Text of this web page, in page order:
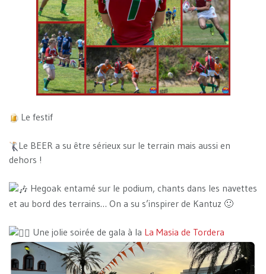
Le festif
Le BEER a su être sérieux sur le terrain mais aussi en
dehors !
Hegoak entamé sur le podium, chants dans les navettes
et au bord des terrains… On a su s’inspirer de Kantuz 🙂
Une jolie soirée de gala à la La Masia de Tordera